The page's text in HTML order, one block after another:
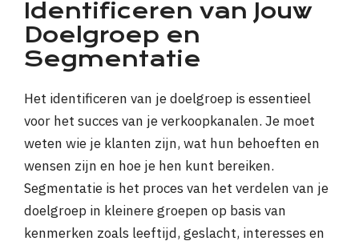
Identificeren van Jouw
Doelgroep en
Segmentatie
Het identificeren van je doelgroep is essentieel
voor het succes van je verkoopkanalen. Je moet
weten wie je klanten zijn, wat hun behoeften en
wensen zijn en hoe je hen kunt bereiken.
Segmentatie is het proces van het verdelen van je
doelgroep in kleinere groepen op basis van
kenmerken zoals leeftijd, geslacht, interesses en